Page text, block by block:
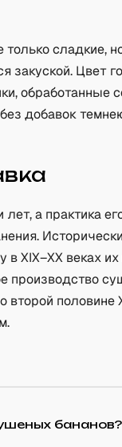
сладкие,
Цвет
обработанные
добавок
а практика
XIX–XX веках
второй половине
бананов?